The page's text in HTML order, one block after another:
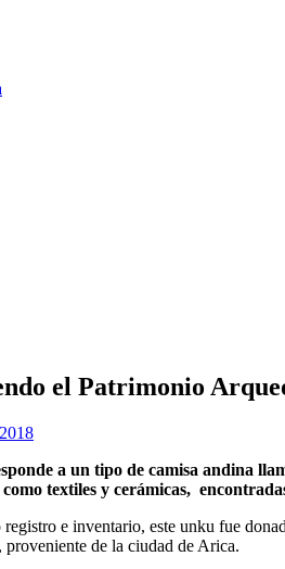
el Patrimonio
a un tipo de camisa andina
textiles y cerámicas,
registro e inventario, este unku fue
de la ciudad de Arica.